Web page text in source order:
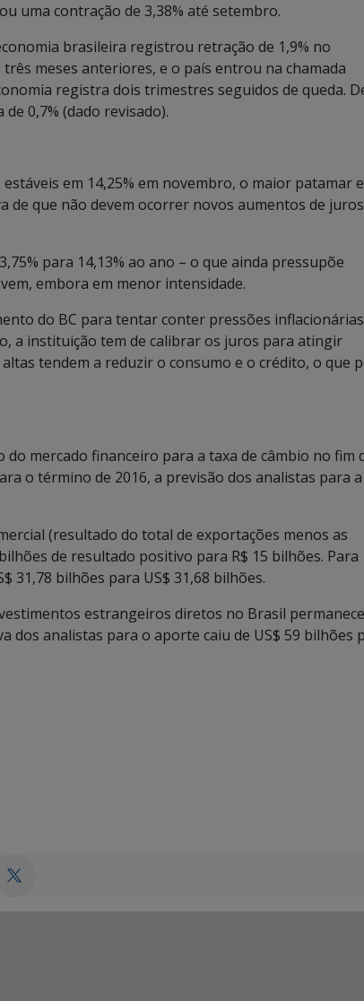
uma contração de 3,38% até setembro.
brasileira registrou retração de 1,9% no
meses anteriores, e o país entrou na chamada
registra dois trimestres seguidos de queda.
0,7% (dado revisado).
em 14,25% em novembro, o maior patamar
de que não devem ocorrer novos aumentos de
para 14,13% ao ano – o que ainda pressupõe
embora em menor intensidade.
do BC para tentar conter pressões
a instituição tem de calibrar os juros para atingir
tendem a reduzir o consumo e o crédito, o que
mercado financeiro para a taxa de câmbio no fim
o término de 2016, a previsão dos analistas para a
(resultado do total de exportações menos as
de resultado positivo para R$ 15 bilhões. Para
31,78 bilhões para US$ 31,68 bilhões.
estrangeiros diretos no Brasil
dos analistas para o aporte caiu de US$ 59 bilhões